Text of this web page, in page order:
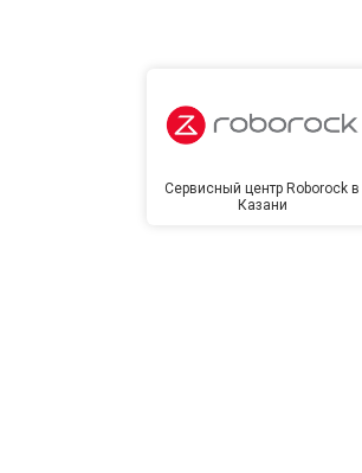
Сервисный центр Roborock в
Казани